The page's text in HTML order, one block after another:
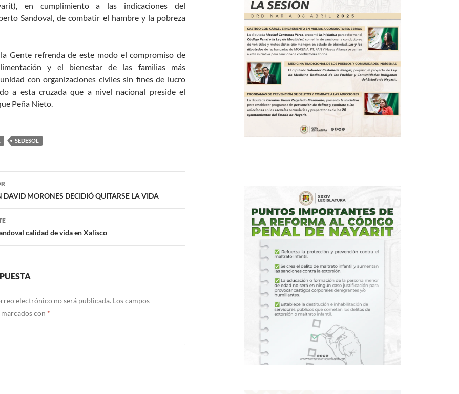
en cumplimiento a las indicaciones del
Sandoval, de combatir el hambre y la pobreza
Gente refrenda de este modo el compromiso de
y el bienestar de las familias más
con organizaciones civiles sin fines de lucro
a esta cruzada que a nivel nacional preside el
Peña Nieto.
SEDESOL
DAVID MORONES DECIDIÓ QUITARSE LA VIDA
calidad de vida en Xalisco
electrónico no será publicada. Los campos
con *